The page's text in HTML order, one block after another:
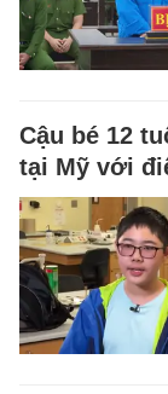
Cậu bé 12
tại Mỹ với